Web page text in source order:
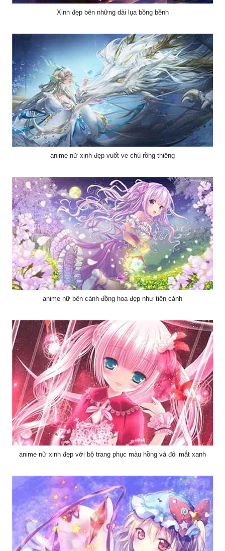
Xinh đẹp bên những dải lụa bồng bềnh
anime nữ xinh đẹp vuốt ve chú rồng thiêng
anime nữ bên cánh đồng hoa đẹp như tiên cảnh
anime nữ xinh đẹp với bộ trang phục màu hồng và đôi mắt xanh